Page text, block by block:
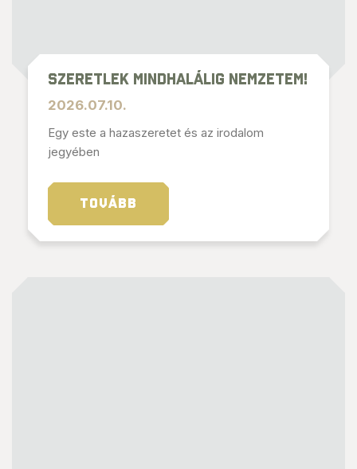
Szeretlek mindhalálig nemzetem!
2026.07.10.
Egy este a hazaszeretet és az irodalom
jegyében
TOVÁBB